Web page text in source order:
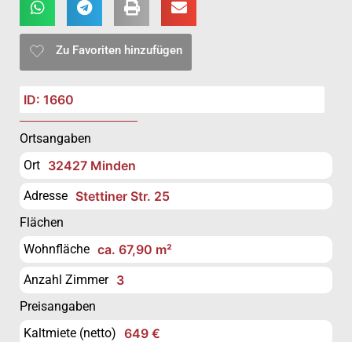
Zu Favoriten hinzufügen
ID: 1660
Ortsangaben
Ort 32427 Minden
Adresse Stettiner Str. 25
Flächen
Wohnfläche ca. 67,90 m²
Anzahl Zimmer 3
Preisangaben
Kaltmiete (netto) 649 €